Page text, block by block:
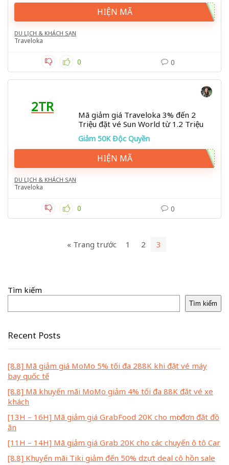
HIỆN MÃ
DU LỊCH & KHÁCH SẠN
Traveloka
0 0
2TR
Mã giảm giá Traveloka 3% đến 2
Triệu đặt vé Sun World từ 1.2 Triệu
Giảm 50K Độc Quyền
HIỆN MÃ
DU LỊCH & KHÁCH SẠN
Traveloka
0 0
« Trang trước 1 2 3
Tìm kiếm
Tìm kiếm
Recent Posts
[8.8] Mã giảm giá MoMo 5% tối đa 288K khi đặt vé máy
bay quốc tế
[8.8] Mã khuyến mãi MoMo giảm 4% tối đa 88K đặt vé xe
khách
[13H – 16H] Mã giảm giá GrabFood 20K cho mọi đơn đặt đồ
ăn
[11H – 14H] Mã giảm giá Grab 20K cho các chuyến ô tô Car
[8.8] Khuyến mãi Tiki giảm đến 50% dzựt deal cô hồn sale